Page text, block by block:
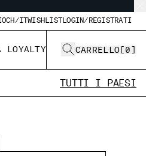
CH/ITWISHLISTLOGIN/REGISTRATI
LOYALTY CARRELLO [0]
TUTTI I PAESI